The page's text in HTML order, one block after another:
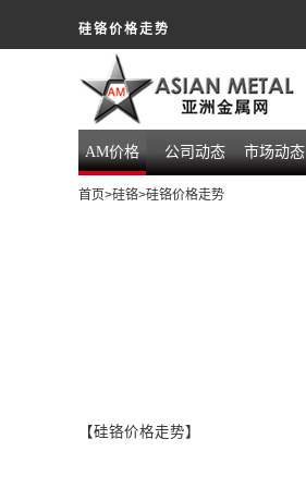
硅铬价格走势
AM价格 公司动态 市场动态
首页>硅铬>硅铬价格走势
【硅铬价格走势】